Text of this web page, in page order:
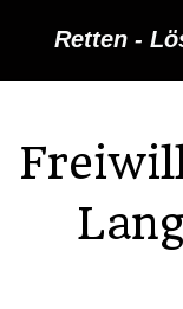
Retten -